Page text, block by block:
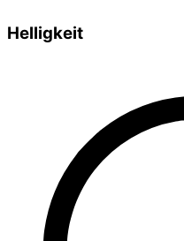
Helligkeit